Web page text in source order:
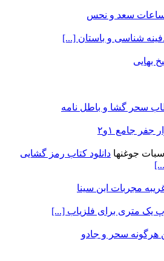
ساعات سعد و نحس
شناسی و باستان [...]
بهایی
سحر گشا و باطل نامه
جامع ۱و۲
دانلود کتاب رمز گشایی
مجربات ابن سینا
یک متری برای فلزیاب [...]
هرگونه سحر و جادو